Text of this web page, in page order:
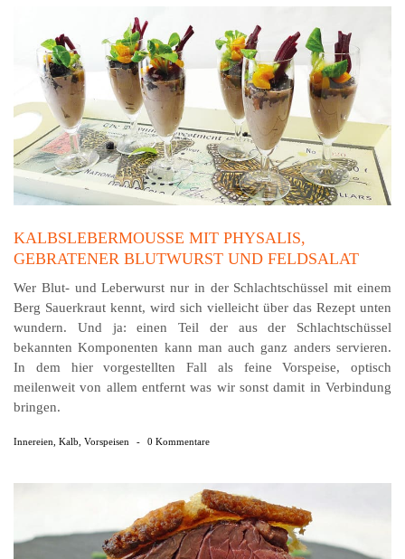
KALBSLEBERMOUSSE MIT PHYSALIS,
GEBRATENER BLUTWURST UND FELDSALAT
Wer Blut- und Leberwurst nur in der Schlachtschüssel mit einem
Berg Sauerkraut kennt, wird sich vielleicht über das Rezept unten
wundern. Und ja: einen Teil der aus der Schlachtschüssel
bekannten Komponenten kann man auch ganz anders servieren.
In dem hier vorgestellten Fall als feine Vorspeise, optisch
meilenweit von allem entfernt was wir sonst damit in Verbindung
bringen.
Innereien Kalb Vorspeisen - 0 Kommentare